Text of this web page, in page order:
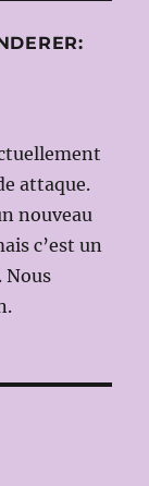
attaque.
nouveau
c’est un
Nous